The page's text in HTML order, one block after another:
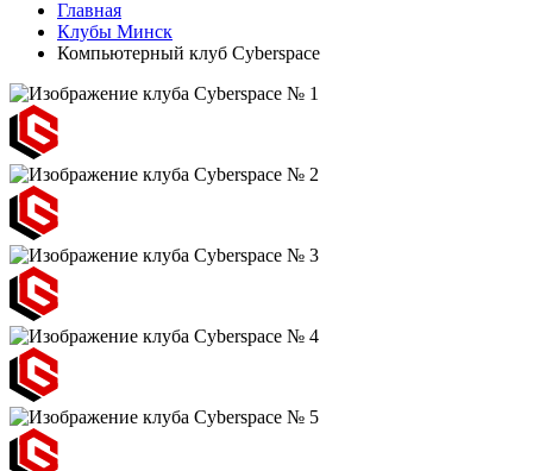
Главная
Клубы Минск
Компьютерный клуб Cyberspace